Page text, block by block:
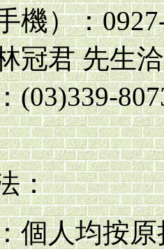
）：
冠君 先生
(03)339-
：
個人均按